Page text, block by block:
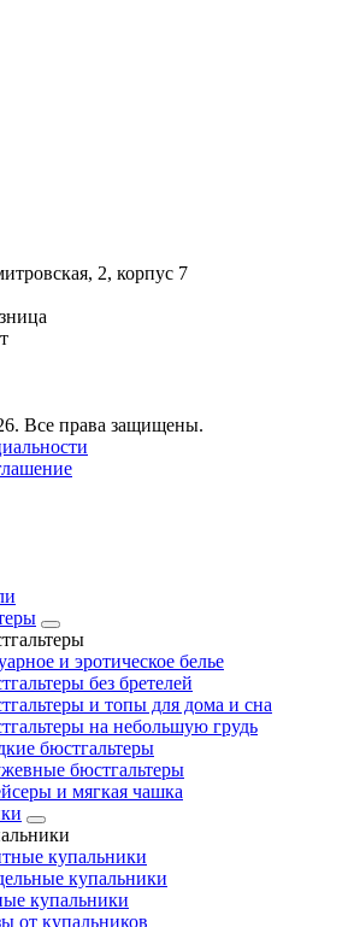
2, корпус 7
Все права защищены.
и эротическое белье
без бретелей
и топы для дома и сна
на небольшую грудь
бюстгальтеры
бюстгальтеры
и мягкая чашка
купальники
купальники
купальники
от купальников